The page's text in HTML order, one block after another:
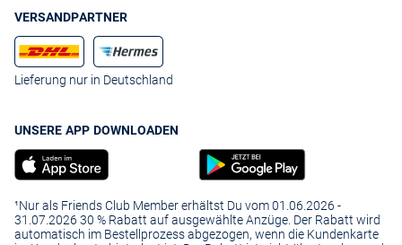
VERSANDPARTNER
Lieferung nur in Deutschland
UNSERE APP DOWNLOADEN
¹Nur als Friends Club Member erhältst Du vom 01.06.2026 -
31.07.2026 30 % Rabatt auf ausgewählte Anzüge. Der Rabatt wird
automatisch im Bestellprozess abgezogen, wenn die Kundenkarte